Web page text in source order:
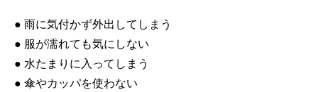
● 雨に気付かず外出してしまう
● 服が濡れても気にしない
● 水たまりに入ってしまう
● 傘やカッパを使わない